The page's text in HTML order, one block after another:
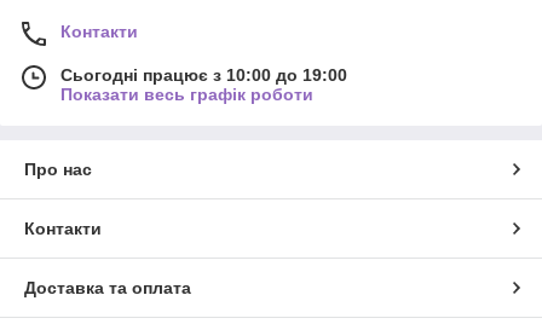
Контакти
Сьогодні працює з 10:00 до 19:00
Показати весь графік роботи
Про нас
Контакти
Доставка та оплата